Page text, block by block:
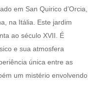
em San Quirico d’Orcia,
na Itália. Este jardim
ao século XVII. É
e sua atmosfera
única entre as
um mistério envolvendo